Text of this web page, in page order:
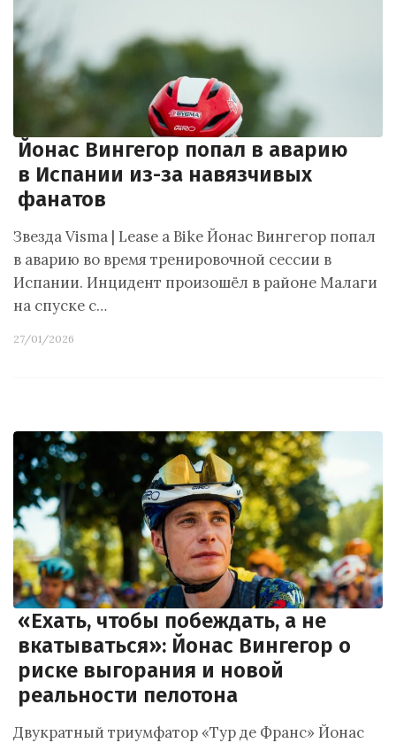
Йонас Вингегор попал в аварию
в Испании из-за навязчивых
фанатов
Звезда Visma | Lease a Bike Йонас Вингегор попал
в аварию во время тренировочной сессии в
Испании. Инцидент произошёл в районе Малаги
на спуске с…
27/01/2026
«Ехать, чтобы побеждать, а не
вкатываться»: Йонас Вингегор о
риске выгорания и новой
реальности пелотона
Двукратный триумфатор «Тур де Франс» Йонас